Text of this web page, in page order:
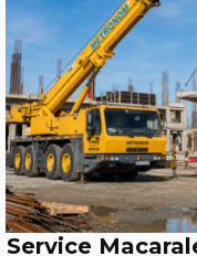
Service